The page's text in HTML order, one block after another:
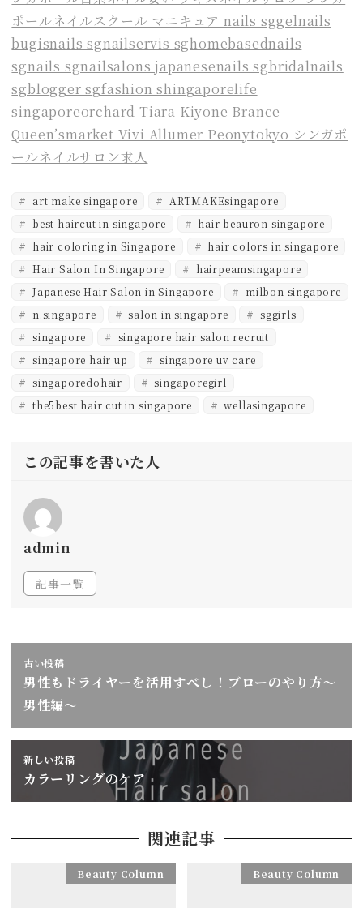
art make singapore
ARTMAKEsingapore
best haircut in singapore
hair beauron singapore
hair coloring in Singapore
hair colors in singapore
Hair Salon In Singapore
hairpeamsingapore
Japanese Hair Salon in Singapore
milbon singapore
n.singapore
salon in singapore
sggirls
singapore
singapore hair salon recruit
singapore hair up
singapore uv care
singaporedohair
singaporegirl
the5best hair cut in singapore
wellasingapore
この記事を書いた人
admin
記事一覧
古い投稿
男性もドライヤーを活用すべし！ブローのやり方～
男性編～
新しい投稿
カラーリングのケア
関連記事
Beauty Column Beauty Column